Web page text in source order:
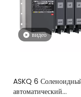
видео
ASKQ 6
автоматический